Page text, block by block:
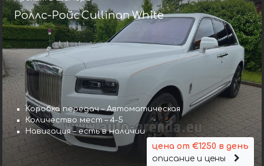
Роллс-Ройс Cullinan White
Коробка передач – Автоматическая
Количество мест – 4-5
Навигация – есть в наличии
цена от €1250 в день
описание и цены